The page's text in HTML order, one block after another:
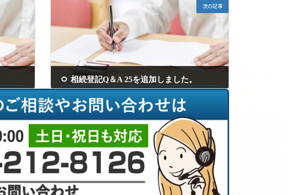
次の記事
相続登記Q＆A 25を追加しました。
2025年9月12日